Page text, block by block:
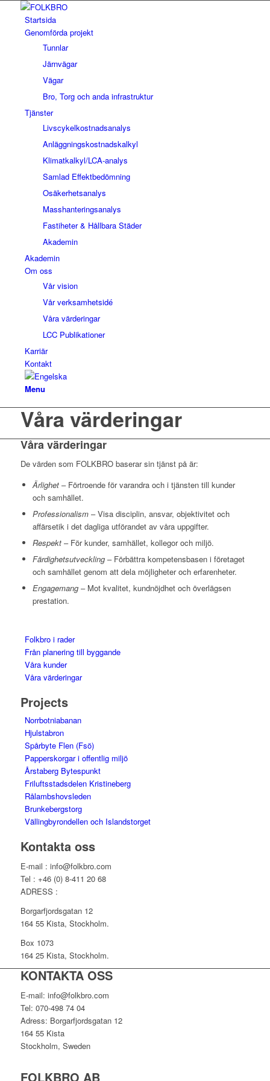
Startsida
Genomförda projekt
Tunnlar
Järnvägar
Vägar
Bro, Torg och anda infrastruktur
Tjänster
Livscykelkostnadsanalys
Anläggningskostnadskalkyl
Klimatkalkyl/LCA-analys
Samlad Effektbedömning
Osäkerhetsanalys
Masshanteringsanalys
Fastiheter & Hållbara Städer
Akademin
Akademin
Om oss
Vår vision
Vår verksamhetsidé
Våra värderingar
LCC Publikationer
Karriär
Kontakt
Menu
Våra värderingar
Våra värderingar
De värden som FOLKBRO baserar sin tjänst på är:
Ärlighet– Förtroende för varandra och i tjänsten till kunder
och samhället.
Professionalism– Visa disciplin, ansvar, objektivitet och
affärsetik i det dagliga utförandet av våra uppgifter.
Respekt– För kunder, samhället, kollegor och miljö.
Färdighetsutveckling– Förbättra kompetensbasen i företaget
och samhället genom att dela möjligheter och erfarenheter.
Engagemang– Mot kvalitet, kundnöjdhet och överlägsen
prestation.
Folkbro i rader
Från planering till byggande
Våra kunder
Våra värderingar
Projects
Norrbotniabanan
Hjulstabron
Spårbyte Flen (Fsö)
Papperskorgar i offentlig miljö
Årstaberg Bytespunkt
Friluftsstadsdelen Kristineberg
Rålambshovsleden
Brunkebergstorg
Vällingbyrondellen och Islandstorget
Kontakta oss
E-mail : info@folkbro.com
Tel : +46 (0) 8-411 20 68
ADRESS :
Borgarfjordsgatan 12
164 55 Kista, Stockholm.
Box 1073
164 25 Kista, Stockholm.
KONTAKTA OSS
E-mail: info@folkbro.com
Tel: 070-498 74 04
Adress: Borgarfjordsgatan 12
164 55 Kista
Stockholm, Sweden
FOLKBRO AB